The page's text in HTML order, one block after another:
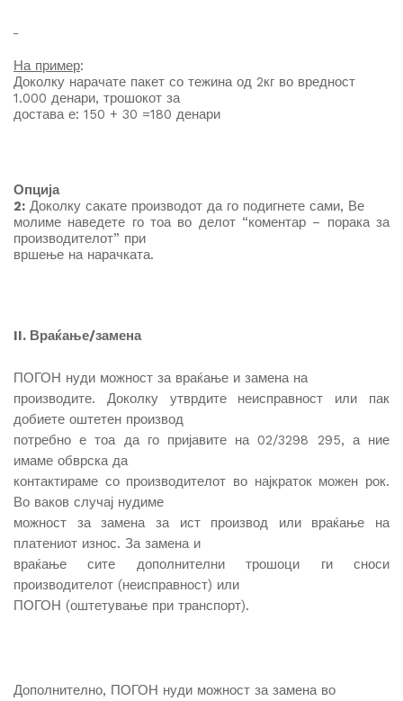
На пример:
Доколку нарачате пакет со тежина од 2кг во вредност
1.000 денари, трошокот за
достава е: 150 + 30 =180 денари
Опција
2: Доколку сакате производот да го подигнете сами, Ве
молиме наведете го тоа во делот “коментар – порака за
производителот” при
вршење на нарачката.
II. Враќање/замена
ПОГОН нуди можност за враќање и замена на
производите. Доколку утврдите неисправност или пак
добиете оштетен производ
потребно е тоа да го пријавите на 02/3298 295, а ние
имаме обврска да
контактираме со производителот во најкраток можен рок.
Во ваков случај нудиме
можност за замена за ист производ или враќање на
платениот износ. За замена и
враќање сите дополнителни трошоци ги сноси
производителот (неисправност) или
ПОГОН (оштетување при транспорт).
Дополнително, ПОГОН нуди можност за замена во